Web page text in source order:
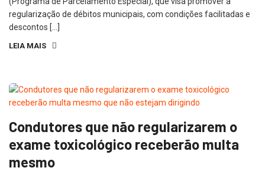
regularização de débitos municipais, com condições facilitadas e
descontos […]
LEIA MAIS
Condutores que não regularizarem o
exame toxicológico receberão multa
mesmo